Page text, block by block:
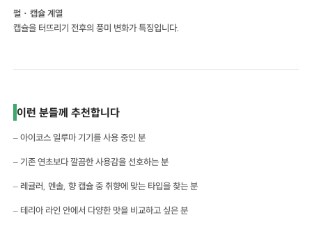
펄 · 캡슐 계열
캡슐을 터뜨리기 전후의 풍미 변화가 특징입니다.
이런 분들께 추천합니다
– 아이코스 일루마 기기를 사용 중인 분
– 기존 연초보다 깔끔한 사용감을 선호하는 분
– 레귤러, 멘솔, 향 캡슐 중 취향에 맞는 타입을 찾는 분
– 테리아 라인 안에서 다양한 맛을 비교하고 싶은 분